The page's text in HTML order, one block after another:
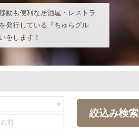
動も便利な居酒屋・レストラ
発行している『ちゅらグル
をします！
絞込み検索